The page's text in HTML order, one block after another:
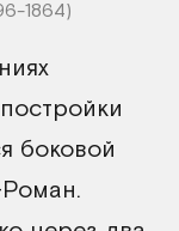
1864)
боковой